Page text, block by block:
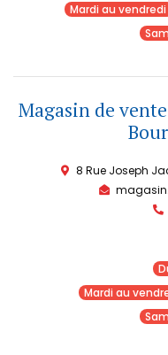
Mardi au vendredi
Magasin de
8 Rue Joseph
Mardi au